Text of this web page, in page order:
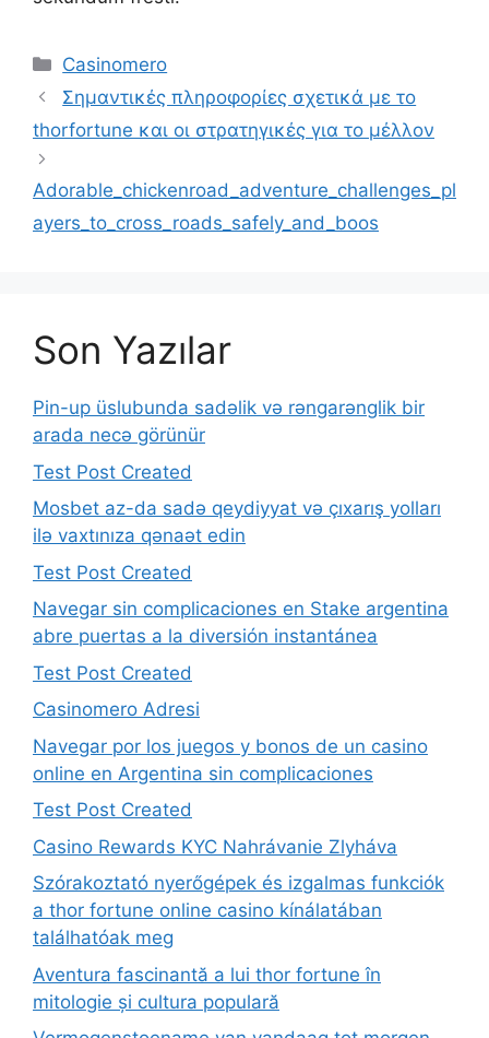
Kategoriler
Casinomero
Σημαντικές πληροφορίες σχετικά με το
thorfortune και οι στρατηγικές για το μέλλον
Adorable_chickenroad_adventure_challenges_pl
ayers_to_cross_roads_safely_and_boos
Son Yazılar
Pin-up üslubunda sadəlik və rəngarənglik bir
arada necə görünür
Test Post Created
Mosbet az-da sadə qeydiyyat və çıxarış yolları
ilə vaxtınıza qənaət edin
Test Post Created
Navegar sin complicaciones en Stake argentina
abre puertas a la diversión instantánea
Test Post Created
Casinomero Adresi
Navegar por los juegos y bonos de un casino
online en Argentina sin complicaciones
Test Post Created
Casino Rewards KYC Nahrávanie Zlyháva
Szórakoztató nyerőgépek és izgalmas funkciók
a thor fortune online casino kínálatában
találhatóak meg
Aventura fascinantă a lui thor fortune în
mitologie și cultura populară